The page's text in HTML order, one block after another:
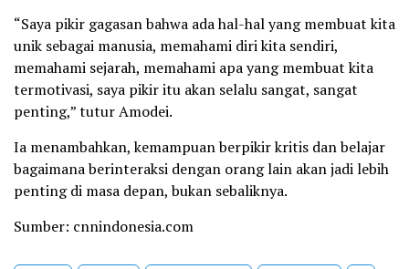
“Saya pikir gagasan bahwa ada hal-hal yang membuat kita
unik sebagai manusia, memahami diri kita sendiri,
memahami sejarah, memahami apa yang membuat kita
termotivasi, saya pikir itu akan selalu sangat, sangat
penting,” tutur Amodei.
Ia menambahkan, kemampuan berpikir kritis dan belajar
bagaimana berinteraksi dengan orang lain akan jadi lebih
penting di masa depan, bukan sebaliknya.
Sumber: cnnindonesia.com